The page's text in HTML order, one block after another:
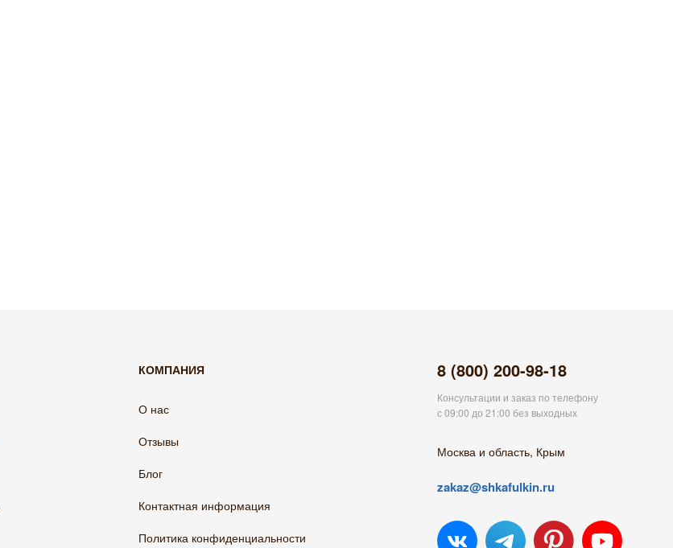
КОМПАНИЯ
О нас
Отзывы
Блог
Контактная информация
Политика конфиденциальности
8 (800) 200-98-18
Консультации и заказ по телефону
с 09:00 до 21:00 без выходных
Москва и область, Крым
zakaz@shkafulkin.ru